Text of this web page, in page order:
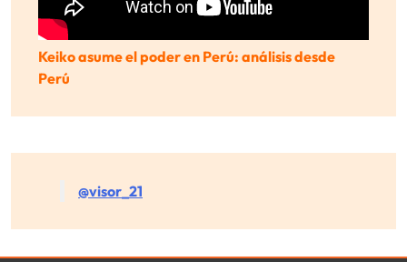
Keiko asume el poder en Perú: análisis desde
Perú
@visor_21